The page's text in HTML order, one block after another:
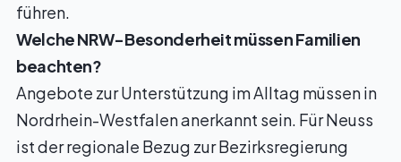
führen.
Welche NRW-Besonderheit müssen Familien
beachten?
Angebote zur Unterstützung im Alltag müssen in
Nordrhein-Westfalen anerkannt sein. Für Neuss
ist der regionale Bezug zur Bezirksregierung